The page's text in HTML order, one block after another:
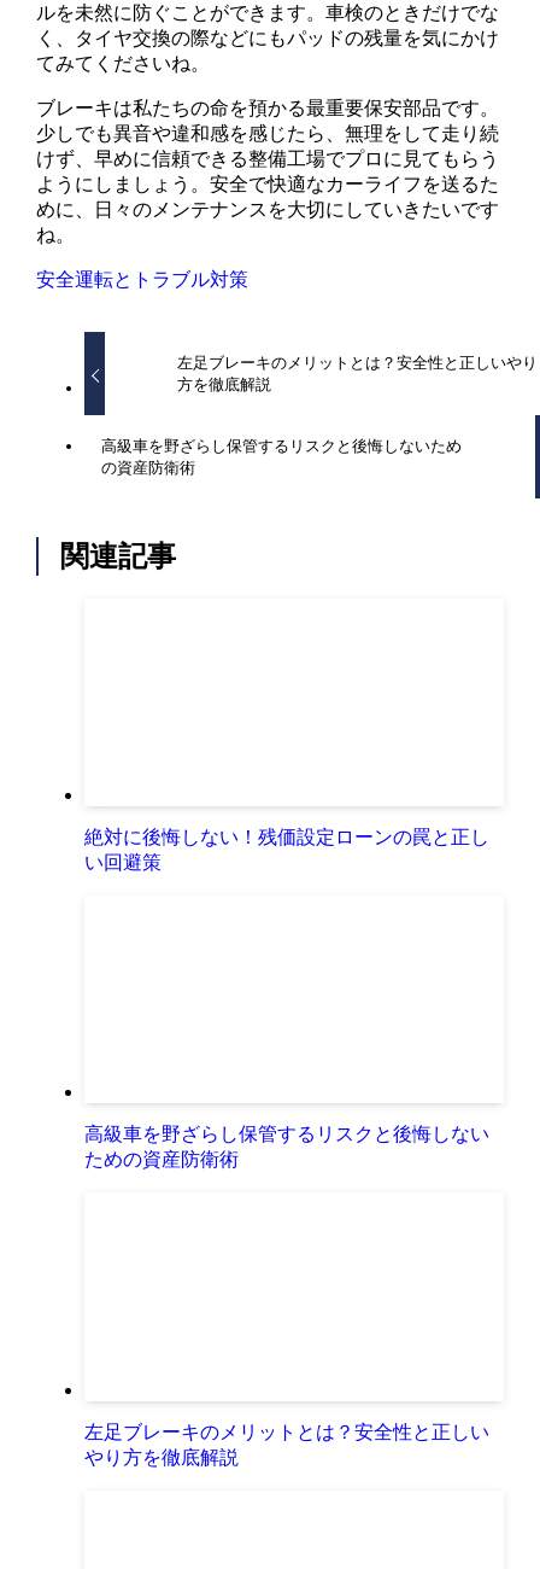
ルを未然に防ぐことができます。車検のときだけでな
く、タイヤ交換の際などにもパッドの残量を気にかけ
てみてくださいね。
ブレーキは私たちの命を預かる最重要保安部品です。
少しでも異音や違和感を感じたら、無理をして走り続
けず、早めに信頼できる整備工場でプロに見てもらう
ようにしましょう。安全で快適なカーライフを送るた
めに、日々のメンテナンスを大切にしていきたいです
ね。
安全運転とトラブル対策
左足ブレーキのメリットとは？安全性と正しいやり
方を徹底解説
高級車を野ざらし保管するリスクと後悔しないため
の資産防衛術
関連記事
絶対に後悔しない！残価設定ローンの罠と正し
い回避策
高級車を野ざらし保管するリスクと後悔しない
ための資産防衛術
左足ブレーキのメリットとは？安全性と正しい
やり方を徹底解説